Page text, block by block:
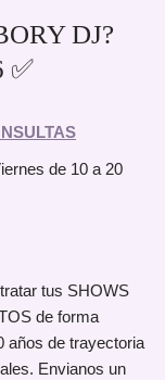
DJ?
✅
de 10 a 20
tus SHOWS
de forma
años de trayectoria
Envianos un